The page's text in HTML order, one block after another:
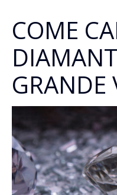
COME
GRANDE